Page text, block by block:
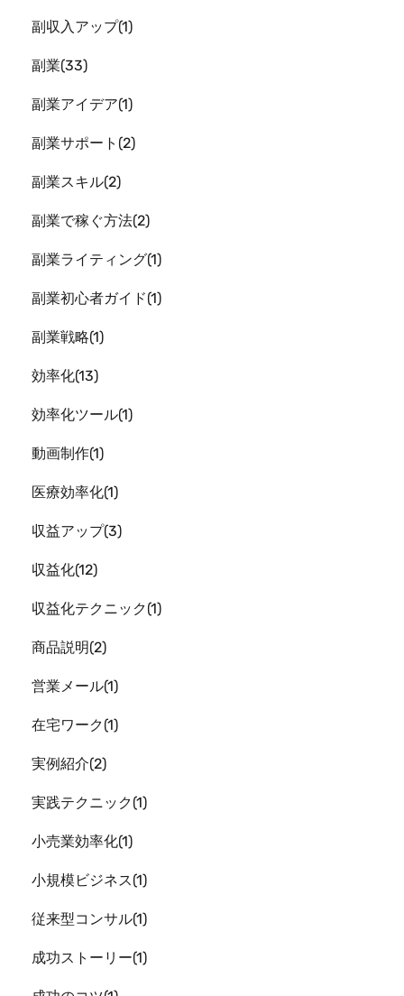
副収入アップ 1
副業 33
副業アイデア 1
副業サポート 2
副業スキル 2
副業で稼ぐ方法 2
副業ライティング 1
副業初心者ガイド 1
副業戦略 1
効率化 13
効率化ツール 1
動画制作 1
医療効率化 1
収益アップ 3
収益化 12
収益化テクニック 1
商品説明 2
営業メール 1
在宅ワーク 1
実例紹介 2
実践テクニック 1
小売業効率化 1
小規模ビジネス 1
従来型コンサル 1
成功ストーリー 1